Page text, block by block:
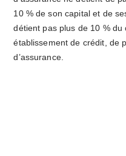
10 % de son capital et de
détient pas plus de 10 % du
établissement de crédit, de
d’assurance.